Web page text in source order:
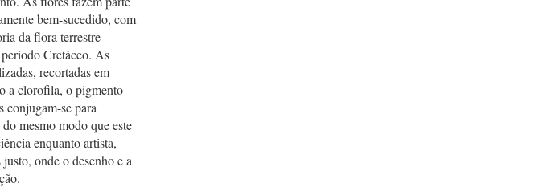
bem-sucedido, com
da flora terrestre
Cretáceo. As
recortadas em
a clorofila, o pigmento
conjugam-se para
mesmo modo que este
enquanto artista,
onde o desenho e a